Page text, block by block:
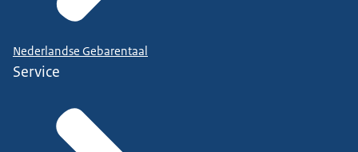
Nederlandse Gebarentaal
Service